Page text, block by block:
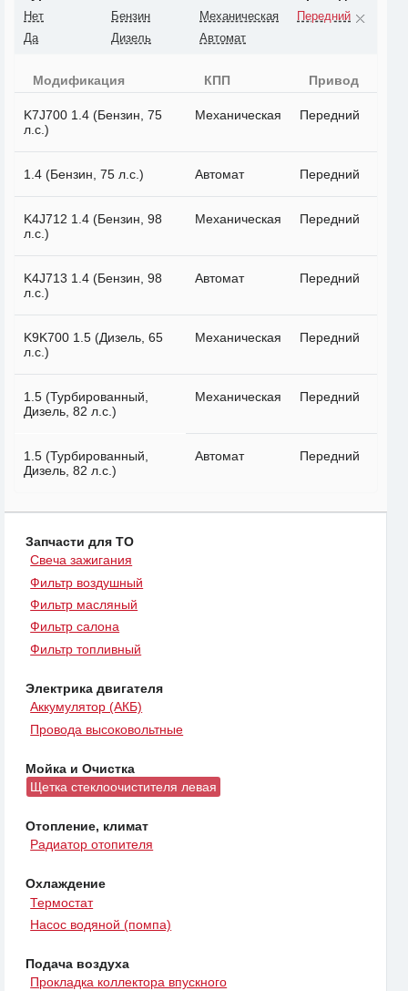
Нет
Да
Бензин
Дизель
Механическая
Автомат
Передний
Модификация КПП Привод
K7J700 1.4 (Бензин, 75
л.с.)
Механическая Передний
1.4 (Бензин, 75 л.с.) Автомат Передний
K4J712 1.4 (Бензин, 98
л.с.)
Механическая Передний
K4J713 1.4 (Бензин, 98
л.с.)
Автомат Передний
K9K700 1.5 (Дизель, 65
л.с.)
Механическая Передний
1.5 (Турбированный,
Дизель, 82 л.с.)
Механическая Передний
1.5 (Турбированный,
Дизель, 82 л.с.)
Автомат Передний
Запчасти для ТО
Свеча зажигания
Фильтр воздушный
Фильтр масляный
Фильтр салона
Фильтр топливный
Электрика двигателя
Аккумулятор (АКБ)
Провода высоковольтные
Мойка и Очистка
Щетка стеклоочистителя левая
Отопление, климат
Радиатор отопителя
Охлаждение
Термостат
Насос водяной (помпа)
Подача воздуха
Прокладка коллектора впускного